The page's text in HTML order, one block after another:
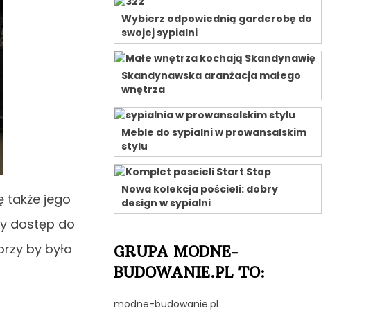
także jego
dostęp do
by było
Wybierz odpowiednią garderobę do
swojej sypialni
Skandynawska aranżacja małego
wnętrza
Meble do sypialni w prowansalskim
stylu
Nowa kolekcja pościeli: dobry
design w sypialni
GRUPA MODNE-
BUDOWANIE.PL TO:
modne-budowanie.pl